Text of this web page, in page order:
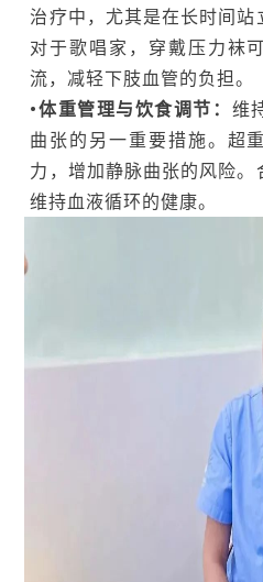
治疗中，尤其是在长时间站
对于歌唱家，穿戴压力袜
流，减轻下肢血管的负担。
•体重管理与饮食调节： 维
曲张的另一重要措施。超
力，增加静脉曲张的风险
维持血液循环的健康。‍